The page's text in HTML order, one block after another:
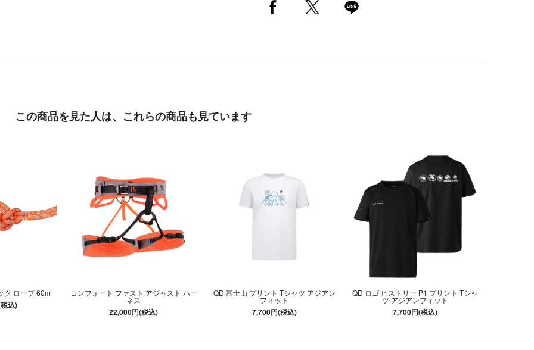
この商品を見た人は、 これらの商品も見ています
ク ロープ 60m
込)
コンフォート ファスト アジャスト ハー
ネス
22,000円(税込)
QD 富士山 プリント Tシャツ アジアン
フィット
7,700円(税込)
QD ロゴ ヒストリー P1 プリント Tシャ
ツ アジアンフィット
7,700円(税込)